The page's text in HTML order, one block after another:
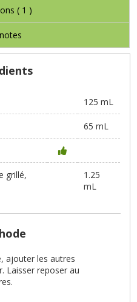
( 1 )
125 mL
65 mL
grillé,
1.25
mL
ajouter les autres
Laisser reposer au